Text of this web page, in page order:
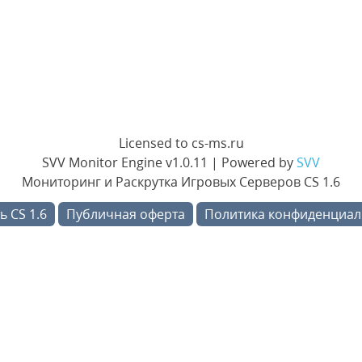
Licensed to cs-ms.ru
SVV Monitor Engine v1.0.11 | Powered by SVV
Мониторинг и Раскрутка Игровых Серверов CS 1.6
CS 1.6
Публичная оферта Политика